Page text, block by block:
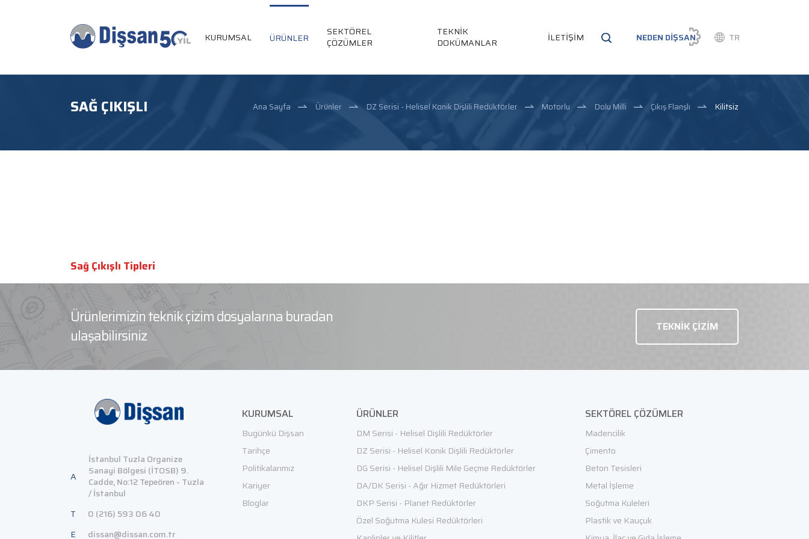
KURUMSAL ÜRÜNLER
SEKTÖREL
ÇÖZÜMLER
TEKNİK
DOKÜMANLAR
İLETİŞİM NEDEN DİŞSAN TR
SAĞ ÇIKIŞLI Ana Sayfa Ürünler DZ Serisi - Helisel Konik Dişlili Redüktörler Motorlu Dolu Milli Çıkış Flanşlı Kilitsiz
Sağ Çıkışlı Tipleri
TEKLİF İSTE
Ürünlerimizin teknik çizim dosyalarına buradan
ulaşabilirsiniz
TEKNİK ÇİZİM
A
İstanbul Tuzla Organize
Sanayi Bölgesi (İTOSB) 9.
Cadde, No:12 Tepeören - Tuzla
/ İstanbul
T
0 (216) 593 06 40
E
dissan@dissan.com.tr
KURUMSAL
Bugünkü Dişsan
Tarihçe
Politikalarımız
Kariyer
Bloglar
ÜRÜNLER
DM Serisi - Helisel Dişlili Redüktörler
DZ Serisi - Helisel Konik Dişlili Redüktörler
DG Serisi - Helisel Dişlili Mile Geçme Redüktörler
DA/DK Serisi - Ağır Hizmet Redüktörleri
DKP Serisi - Planet Redüktörler
Özel Soğutma Kulesi Redüktörleri
SEKTÖREL ÇÖZÜMLER
Madencilik
Çimento
Beton Tesisleri
Metal İşleme
Soğutma Kuleleri
Plastik ve Kauçuk